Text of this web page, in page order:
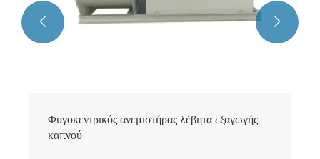
Φυγοκεντρικός ανεμιστήρας λέβητα εξαγωγής
καπνού
 